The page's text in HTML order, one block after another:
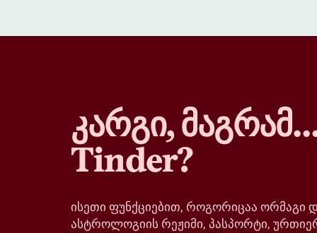
კარგი,
Tinder?
ისეთი ფუნქციებით, როგორიცაა ორმაგი
ასტროლოგიის რეჟიმი, პასპორტი,